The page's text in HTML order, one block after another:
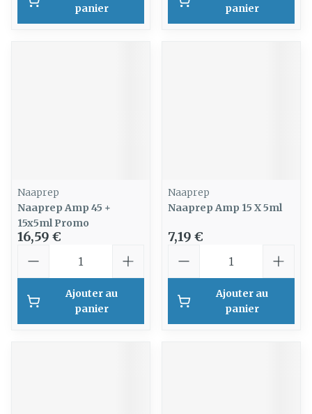
panier
panier
Naaprep
Naaprep Amp 45 +
15x5ml Promo
16,59 €
Ajouter au
panier
Naaprep
Naaprep Amp 15 X 5ml
7,19 €
Ajouter au
panier